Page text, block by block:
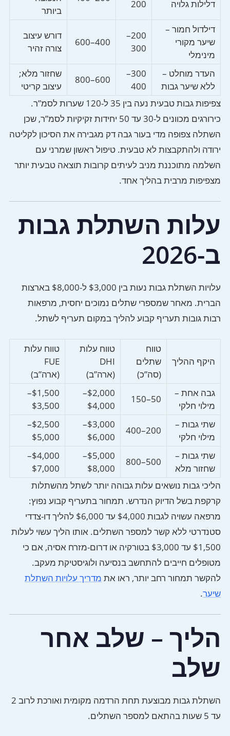
דלילות גלויה 200
ביותר
דילדול חמור –
שיער מקורי
מינימלי
200–
300
400–600
דורש עיצוב
צורה זהיר
העדר מוחלט –
ללא שיער גבות
300–
400
600–800
שחזור מלא;
עיצוב קריטי
צפיפות גבות טבעית נעה בין 35 ל-120 שערות לסמ”ר.
כירורגים מכוונים ל-30 עד 50 יחידות זקיקיות לסמ”ר, שכן
השתלה צפופה מדי בעור גבה דק מגבירה את הסיכון לקליטה
ירודה ולהתקבצות לא טבעית. טיפול ראשון שמרני עם
השלמה מתוכננת מניב לעיתים קרובות תוצאה טבעית יותר
מצפיפות מרבית בהליך אחד.
עלות השתלת גבות
ב-2026
עלויות השתלת גבות נעות בין $3,000 ל-$8,000 בארצות
הברית. מאחר שמספרי שתלים נמוכים יחסית, מרפאות
רבות גובות תעריף קבוע להליך במקום תעריף לשתל.
היקף ההליך
טווח
שתלים
(סה”כ)
טווח עלות
DHI
(ארה”ב)
טווח עלות
FUE
(ארה”ב)
גבה אחת –
מילוי חלקי
50–150
$2,000–
$4,000
$1,500–
$3,500
שתי גבות –
מילוי חלקי
200–400
$3,000–
$6,000
$2,500–
$5,000
שתי גבות –
שחזור מלא
500–800
$5,000–
$8,000
$4,000–
$7,000
הליכי גבות נושאים עלות גבוהה יותר לשתל מהשתלות
קרקפת בשל הדיוק הנדרש. תמחור בתעריף קבוע נפוץ:
מרפאה עשויה לגבות $4,000 עד $6,000 להליך דו-צדדי
סטנדרטי ללא קשר למספר השתלים. אותו הליך עשוי לעלות
$1,500 עד $3,000 בטורקיה או דרום-מזרח אסיה, אם כי
מטופלים חייבים להתחשב בנסיעה ולוגיסטיקת מעקב.
להקשר תמחור רחב יותר, ראו את מדריך עלויות השתלת
שיער.
הליך – שלב אחר
שלב
השתלת גבות מבוצעת תחת הרדמה מקומית ואורכת לרוב 2
עד 5 שעות בהתאם למספר השתלים.